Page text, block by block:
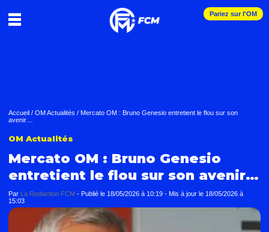
Pariez sur l'OM
Accueil / OM Actualités / Mercato OM : Bruno Genesio entretient le flou sur son
avenir…
OM Actualités
Mercato OM : Bruno Genesio
entretient le flou sur son avenir…
Par La Redaction FCM - Publié le 18/05/2026 à 10:19 - Mis à jour le 18/05/2026 à
15:03